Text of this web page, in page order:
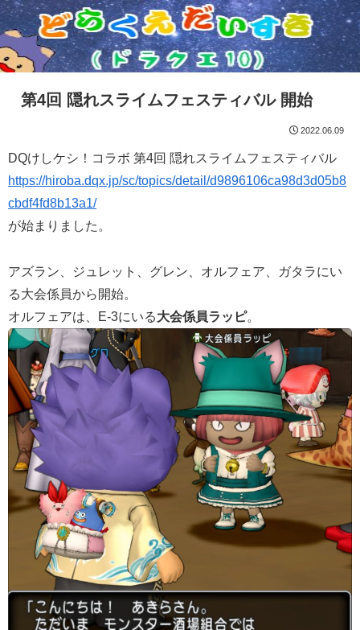
第4回 隠れスライムフェスティバル 開始
2022.06.09
DQけしケシ！コラボ 第4回 隠れスライムフェスティバル
https://hiroba.dqx.jp/sc/topics/detail/d9896106ca98d3d05b8
cbdf4fd8b13a1/
が始まりました。
アズラン、ジュレット、グレン、オルフェア、ガタラにい
る大会係員から開始。
オルフェアは、E-3にいる大会係員ラッピ。